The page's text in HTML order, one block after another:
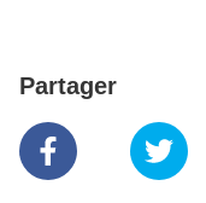
Partager